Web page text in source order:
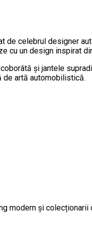
celebrul designer
un design inspirat
și jantele
artă automobilistică.
modern și colecționarii